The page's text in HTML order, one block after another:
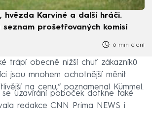
hvězda Karviné a další hráči.
seznam prošetřovaných komisí
6 min čtení
trápí obecně nižší chuť zákazníků
jsou mnohem ochotnější měnit
na cenu,“ poznamenal Kümmel.
uzavírání poboček dotkne také
redakce CNN Prima NEWS i